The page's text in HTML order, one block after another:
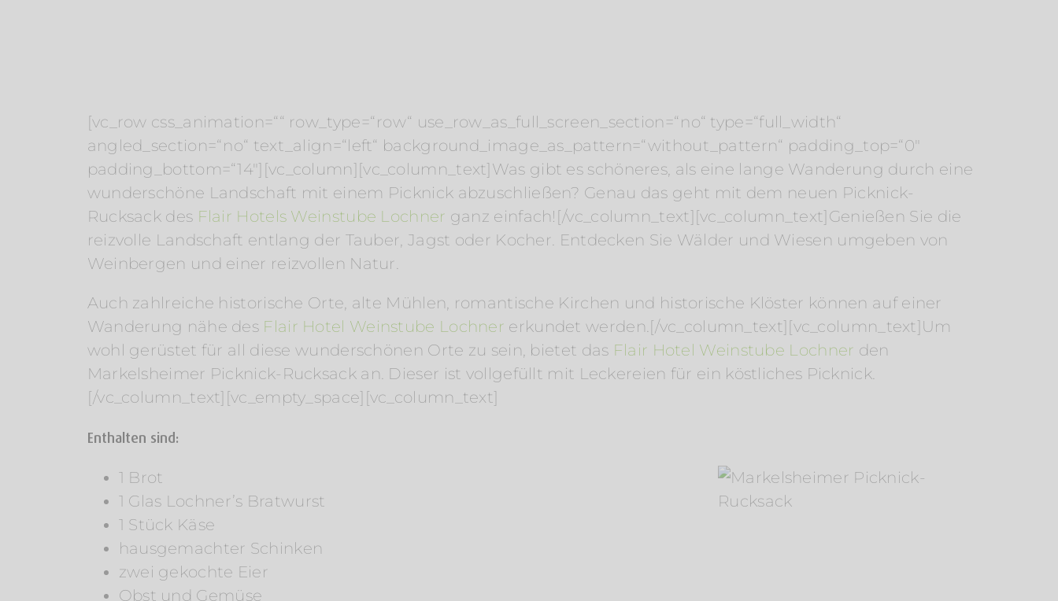
[vc_row css_animation=““ row_type=“row“ use_row_as_full_screen_section=“no“ type=“full_width“
angled_section=“no“ text_align=“left“ background_image_as_pattern=“without_pattern“ padding_top=“0″
padding_bottom=“14″][vc_column][vc_column_text]Was gibt es schöneres, als eine lange Wanderung durch eine
wunderschöne Landschaft mit einem Picknick abzuschließen? Genau das geht mit dem neuen Picknick-
Rucksack des Flair Hotels Weinstube Lochner ganz einfach![/vc_column_text][vc_column_text]Genießen Sie die
reizvolle Landschaft entlang der Tauber, Jagst oder Kocher. Entdecken Sie Wälder und Wiesen umgeben von
Weinbergen und einer reizvollen Natur.
Auch zahlreiche historische Orte, alte Mühlen, romantische Kirchen und historische Klöster können auf einer
Wanderung nähe des Flair Hotel Weinstube Lochner erkundet werden.[/vc_column_text][vc_column_text]Um
wohl gerüstet für all diese wunderschönen Orte zu sein, bietet das Flair Hotel Weinstube Lochner den
Markelsheimer Picknick-Rucksack an. Dieser ist vollgefüllt mit Leckereien für ein köstliches Picknick.
[/vc_column_text][vc_empty_space][vc_column_text]
Enthalten sind:
1 Brot
1 Glas Lochner’s Bratwurst
1 Stück Käse
hausgemachter Schinken
zwei gekochte Eier
Obst und Gemüse